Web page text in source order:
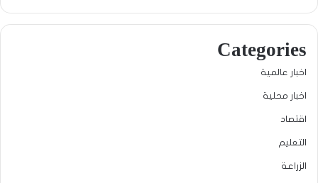
Categories
اخبار عالمية
اخبار محلية
اقتصاد
التعليم
الزراعة